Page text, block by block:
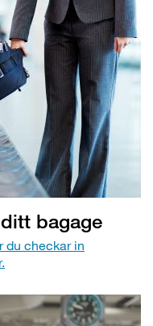
bagage
du checkar in